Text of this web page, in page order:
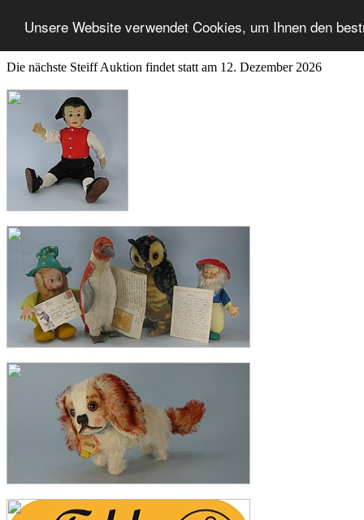
Unsere Website verwendet Cookies, um Ihnen den
Die nächste Steiff Auktion findet statt am 12. Dezember 2026